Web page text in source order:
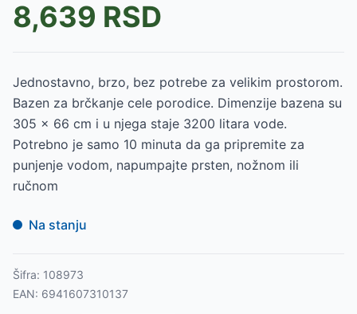
8,639 RSD
Jednostavno, brzo, bez potrebe za velikim prostorom.
Bazen za brčkanje cele porodice. Dimenzije bazena su
305 x 66 cm i u njega staje 3200 litara vode.
Potrebno je samo 10 minuta da ga pripremite za
punjenje vodom, napumpajte prsten, nožnom ili
ručnom
Na stanju
Šifra: 108973
EAN: 6941607310137